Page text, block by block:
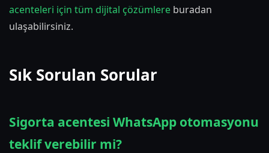
acenteleri için tüm dijital çözümlere buradan
ulaşabilirsiniz.
Sık Sorulan Sorular
Sigorta acentesi WhatsApp otomasyonu
teklif verebilir mi?